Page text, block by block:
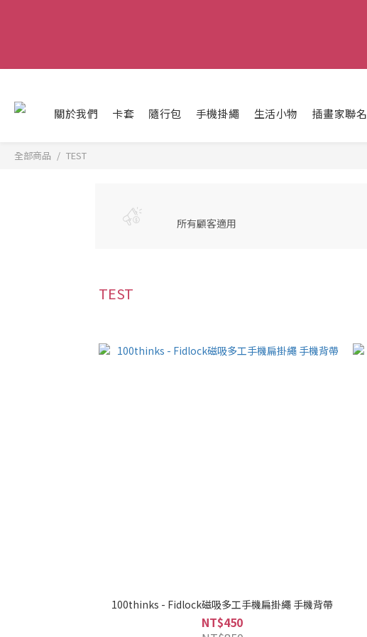
關於我們 卡套 隨行包 手機掛繩 生活小物 插畫家聯名
全部商品 TEST
所有顧客適用
TEST
100thinks - Fidlock磁吸多工手機扁掛繩 手機背帶
NT$450